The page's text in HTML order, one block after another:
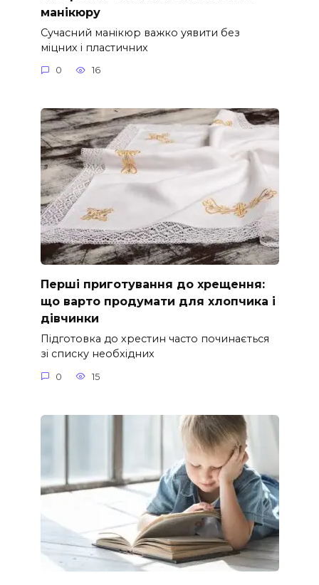
манікюру
Сучасний манікюр важко уявити без
міцних і пластичних
0 16
Перші приготування до хрещення:
що варто продумати для хлопчика і
дівчинки
Підготовка до хрестин часто починається
зі списку необхідних
0 15